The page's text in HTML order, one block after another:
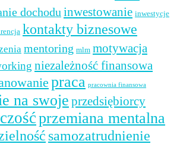
dochodu inwestowanie inwestycje
kontakty biznesowe
mentoring mlm motywacja
niezależność finansowa
praca pracownia finansowa
na swoje przedsiębiorcy
przemiana mentalna
samozatrudnienie